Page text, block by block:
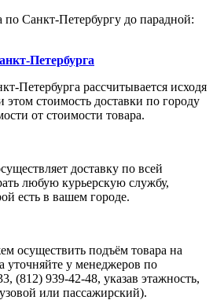
по Санкт-Петербургу до парадной:
Петербурга
Петербурга рассчитывается исходя
стоимость доставки по городу
от стоимости товара.
доставку по всей
любую курьерскую службу,
есть в вашем городе.
осуществить подъём товара на
уточняйте у менеджеров по
(812) 939-42-48, указав этажность,
или пассажирский).